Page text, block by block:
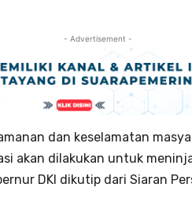
- Advertisement -
dan keselamatan
akan dilakukan untuk
DKI dikutip dari Siaran